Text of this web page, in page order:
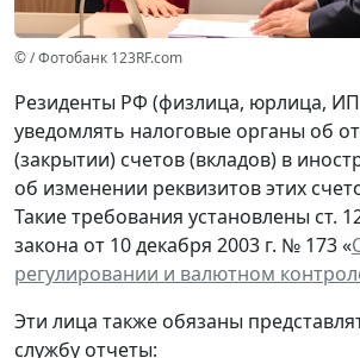
© / Фотобанк 123RF.com
Резиденты РФ (физлица, юрлица,
уведомлять налоговые органы об
(закрытии) счетов (вкладов) в
об изменении реквизитов этих
Такие требования установлены ст.
закона от 10 декабря 2003 г. № 173 «
регулировании и валютном
Эти лица также обязаны
службу отчеты: